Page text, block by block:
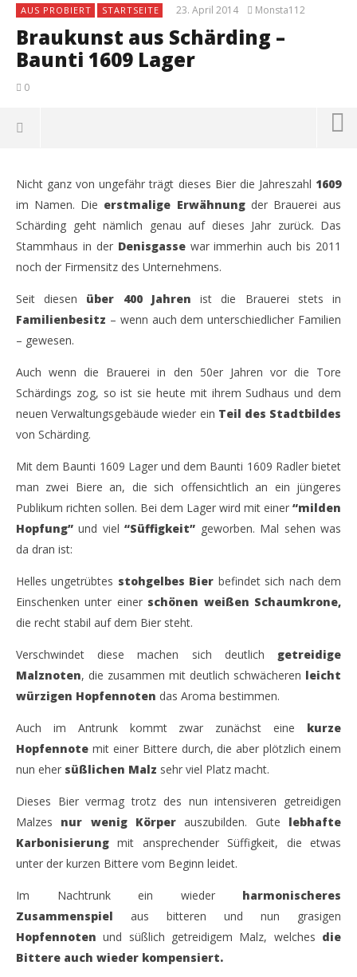
AUS PROBIERT STARTSEITE 23. April 2014 Monsta112
Braukunst aus Schärding –
Baunti 1609 Lager
0
Braukunst aus Schärding – Baunti 1609 Lager
23.
April
Monsta112
Nicht ganz von ungefähr trägt dieses Bier die Jahreszahl 1609
im Namen. Die erstmalige Erwähnungder Brauerei aus
Schärding geht nämlich genau auf dieses Jahr zurück. Das
Stammhaus in der Denisgassewar immerhin auch bis 2011
noch der Firmensitz des Unternehmens.
Seit diesen über 400 Jahren ist die Brauerei stets in
Familienbesitz – wenn auch dem unterschiedlicher Familien
– gewesen.
Auch wenn die Brauerei in den 50er Jahren vor die Tore
Schärdings zog, so ist sie heute mit ihrem Sudhaus und dem
neuen Verwaltungsgebäude wieder ein Teil des Stadtbildes
von Schärding.
Mit dem Baunti 1609 Lager und dem Baunti 1609 Radler bietet
man zwei Biere an, die sich offensichtlich an ein jüngeres
Publikum richten sollen. Bei dem Lager wird mit einer “milden
Hopfung” und viel“Süffigkeit” geworben. Mal sehen was
da dran ist:
Helles ungetrübtes stohgelbes Bier befindet sich nach dem
Einschenken unter einer schönen weißen Schaumkrone,
die recht stabil auf dem Bier steht.
Verschwindet diese machen sich deutlich getreidige
Malznoten, die zusammen mit deutlich schwächeren leicht
würzigen Hopfennoten das Aroma bestimmen.
Auch im Antrunk kommt zwar zunächst eine kurze
Hopfennote mit einer Bittere durch, die aber plötzlich einem
nun eher süßlichen Malz sehr viel Platz macht.
Dieses Bier vermag trotz des nun intensiveren getreidigen
Malzes nur wenig Körper auszubilden. Gute lebhafte
Karbonisierung mit ansprechender Süffigkeit, die etwas
unter der kurzen Bittere vom Beginn leidet.
Im Nachtrunk ein wieder harmonischeres
Zusammenspiel aus bitteren und nun grasigen
Hopfennoten und süßlich getreidigem Malz, welches die
Bittere auch wieder kompensiert.